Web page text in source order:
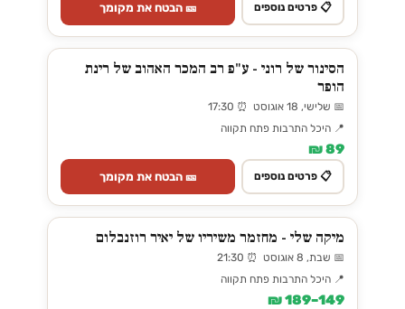
📋 פרטים נוספים 🎫 הבטח את מקומך
הסינור של רוני - ע"פ רב המכר האהוב של רינת
הופר
📅 שלישי, 18 אוגוסט ⏰ 17:30
📍 היכל התרבות פתח תקווה
89 ₪
📋 פרטים נוספים 🎫 הבטח את מקומך
מיקה שלי - מחזמר משיריו של יאיר רוזנבלום
📅 שבת, 8 אוגוסט ⏰ 21:30
📍 היכל התרבות פתח תקווה
149–189 ₪